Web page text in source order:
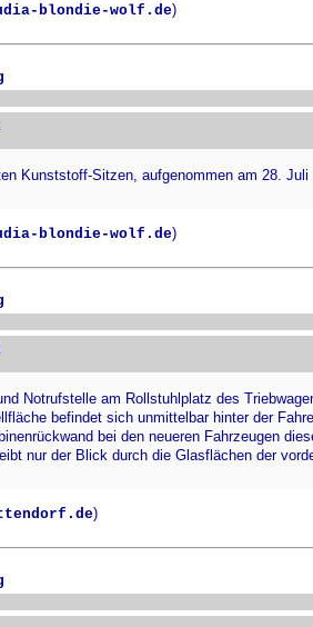
blondie-wolf.de)
Kunststoff-Sitzen, aufgenommen am 28. Juli
blondie-wolf.de)
Notrufstelle am Rollstuhlplatz des
befindet sich unmittelbar hinter der
bei den neueren Fahrzeugen
nur der Blick durch die Glasflächen der
)